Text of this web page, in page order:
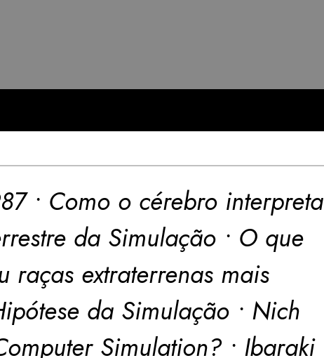
• Como o cérebro interpreta
da Simulação • O que
raças extraterrenas mais
da Simulação • Nich
Simulation? • Ibaraki